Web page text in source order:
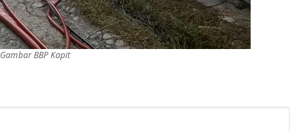
Gambar BBP Kapit